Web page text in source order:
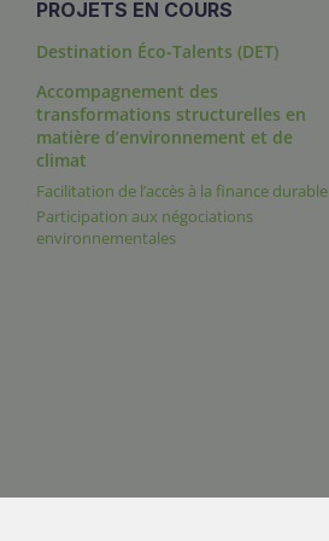
PROJETS EN COURS
Destination Éco-Talents (DET)
Accompagnement des
transformations structurelles en
matière d’environnement et de
climat
Facilitation de l’accès à la finance durable
Participation aux négociations
environnementales